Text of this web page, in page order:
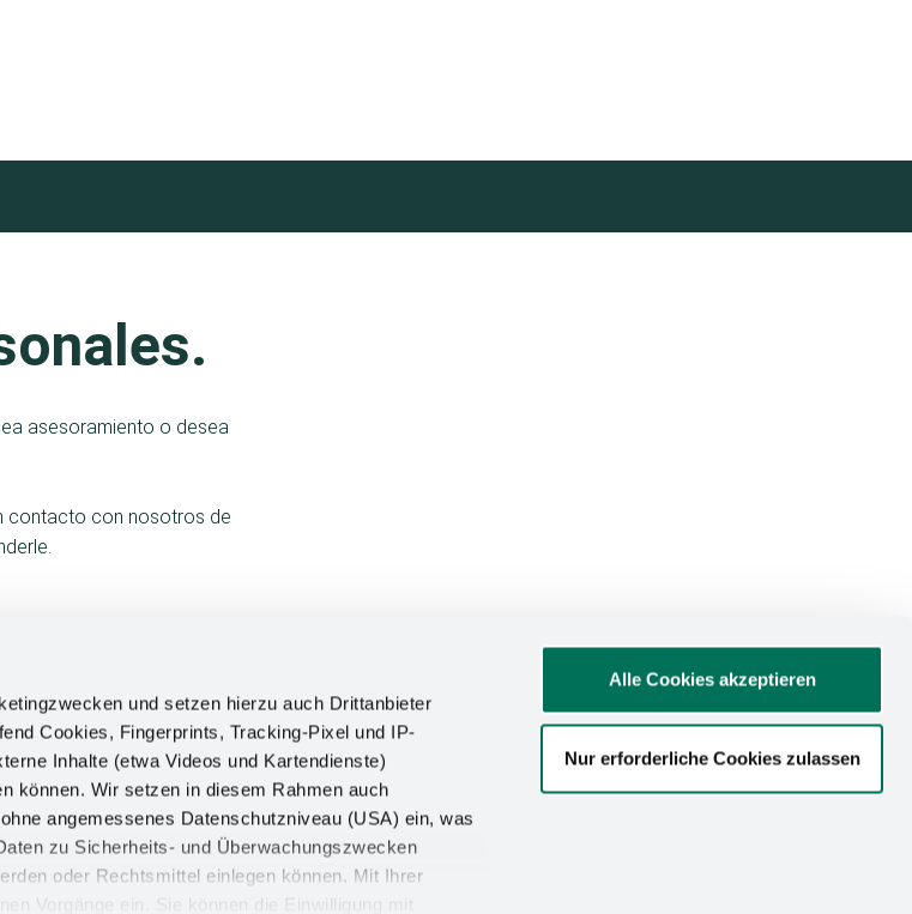
und setzen hierzu auch Drittanbieter
Cookies, Fingerprints, Tracking-Pixel und IP-
Inhalte (etwa Videos und Kartendienste)
können. Wir setzen in diesem Rahmen auch
angemessenes Datenschutzniveau (USA) ein, was
zu Sicherheits- und Überwachungszwecken
oder Rechtsmittel einlegen können. Mit Ihrer
Vorgänge ein. Sie können die Einwilligung mit
Alle Cookies akzeptieren
Nur erforderliche Cookies zulassen
asesoramiento o desea
contacto con nosotros de